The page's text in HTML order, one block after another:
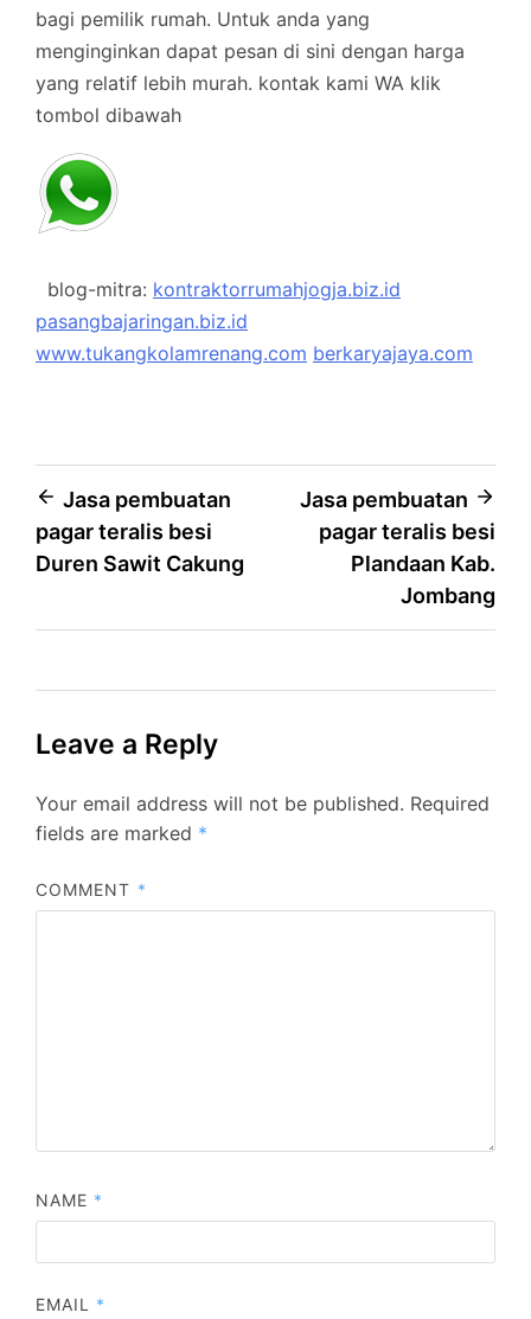
bagi pemilik rumah. Untuk anda yang
menginginkan dapat pesan di sini dengan harga
yang relatif lebih murah. kontak kami WA klik
tombol dibawah
blog-mitra: kontraktorrumahjogja.biz.id
pasangbajaringan.biz.id
www.tukangkolamrenang.com berkaryajaya.com
Post
navigation
Jasa pembuatan
pagar teralis besi
Duren Sawit Cakung
Jasa pembuatan
pagar teralis besi
Plandaan Kab.
Jombang
Leave a Reply
Your email address will not be published. Required
fields are marked *
COMMENT *
NAME *
EMAIL *